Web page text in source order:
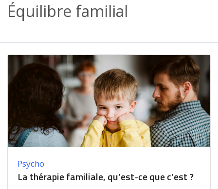
Équilibre familial
Psycho
La thérapie familiale, qu’est-ce que c’est ?